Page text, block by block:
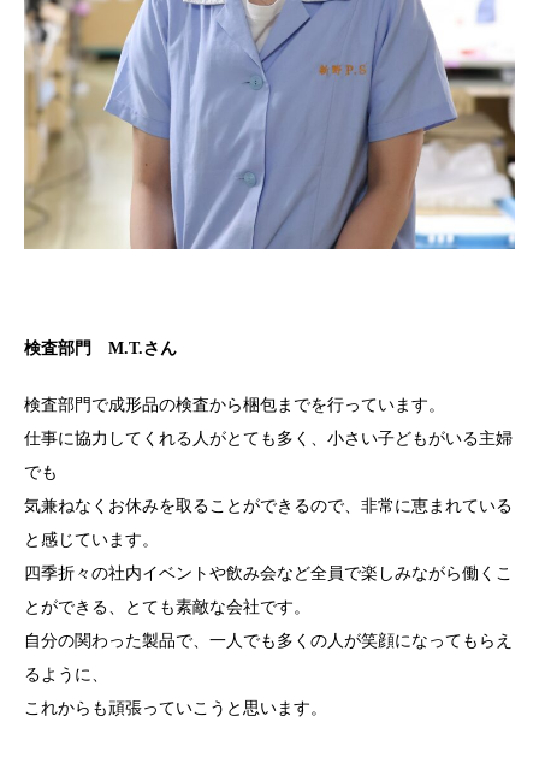
検査部門 M.T.さん
検査部門で成形品の検査から梱包までを行っています。
仕事に協力してくれる人がとても多く、小さい子どもがいる主婦
でも
気兼ねなくお休みを取ることができるので、非常に恵まれている
と感じています。
四季折々の社内イベントや飲み会など全員で楽しみながら働くこ
とができる、とても素敵な会社です。
自分の関わった製品で、一人でも多くの人が笑顔になってもらえ
るように、
これからも頑張っていこうと思います。